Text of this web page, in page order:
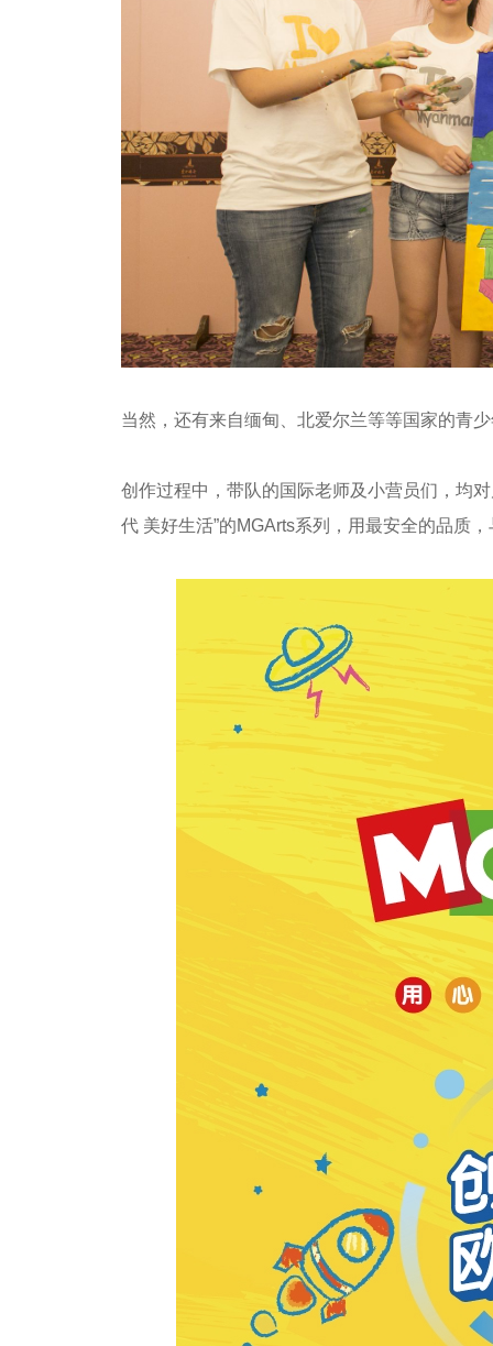
当然，还有来自缅甸、北爱尔兰等等国家的青
创作过程中，带队的国际老师及小营员们，均
代 美好生活”的MGArts系列，用最安全的品质